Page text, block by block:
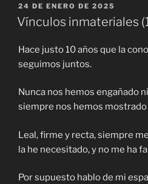
PUBLICADO
EL
24 DE ENERO DE 2025
Vínculos inmateriales
Hace justo 10 años que la
seguimos juntos.
Nunca nos hemos engañado
siempre nos hemos
Leal, firme y recta, siempre
la he necesitado, y no me ha
Por supuesto hablo de mi